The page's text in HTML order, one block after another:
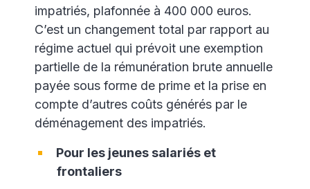
impatriés, plafonnée à 400 000 euros.
C’est un changement total par rapport au
régime actuel qui prévoit une exemption
partielle de la rémunération brute annuelle
payée sous forme de prime et la prise en
compte d’autres coûts générés par le
déménagement des impatriés.
Pour les jeunes salariés et
frontaliers